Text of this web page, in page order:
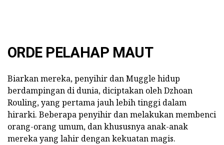
ORDE PELAHAP MAUT
Biarkan mereka, penyihir dan Muggle hidup
berdampingan di dunia, diciptakan oleh Dzhoan
Rouling, yang pertama jauh lebih tinggi dalam
hirarki. Beberapa penyihir dan melakukan membenci
orang-orang umum, dan khususnya anak-anak
mereka yang lahir dengan kekuatan magis.